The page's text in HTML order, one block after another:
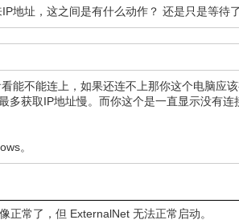
地址，这之间是有什么动作？ 还是只是等待
能不能连上，如果还连不上那你这个电脑应
获取IP地址慢。而你这个是一直显示没有连
。
正常了，但 ExternalNet 无法正常启动。